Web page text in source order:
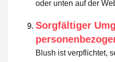
oder unten auf der
Sorgfältiger
Blush ist verpflichtet,